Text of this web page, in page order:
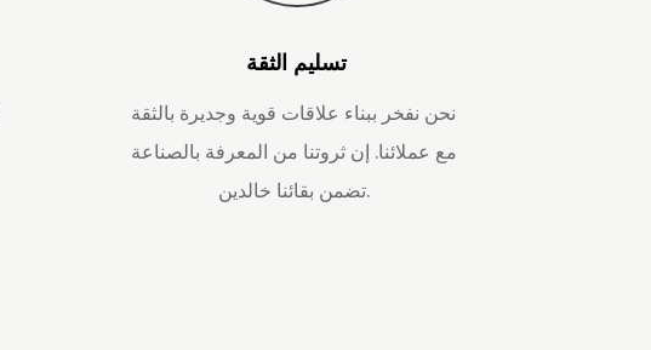
تسليم الثقة
نحن نفخر ببناء علاقات قوية وجديرة بالثقة
مع عملائنا. إن ثروتنا من المعرفة بالصناعة
تضمن بقائنا خالدين.